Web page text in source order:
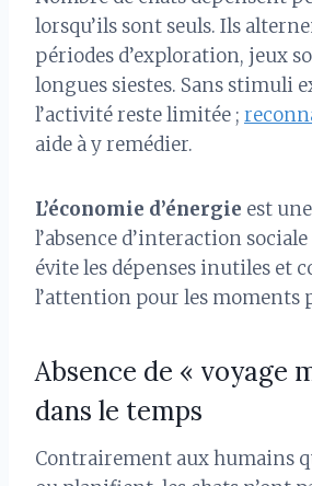
lorsqu’ils sont seuls. Ils
périodes d’exploration, jeux
longues siestes. Sans stimuli
l’activité reste limitée ;
aide à y remédier.
L’économie d’énergie est
l’absence d’interaction
évite les dépenses inutiles et
l’attention pour les moments
Absence de « voyage
dans le temps
Contrairement aux humains